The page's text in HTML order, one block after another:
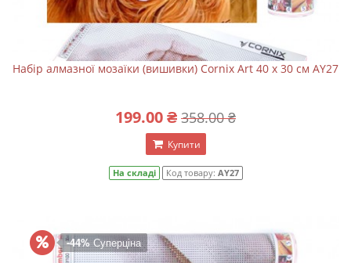
Набір алмазної мозаїки (вишивки) Cornix Art 40 x 30 см AY27
199.00 ₴ 358.00 ₴
Купити
На складі Код товару: AY27
-44% Суперціна